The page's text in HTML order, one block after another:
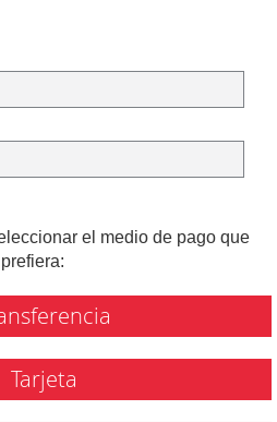
el medio de pago que
prefiera:
Tarjeta